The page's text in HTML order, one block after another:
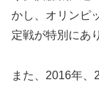
かし、オリンピ
定戦が特別にあ
また、2016年、